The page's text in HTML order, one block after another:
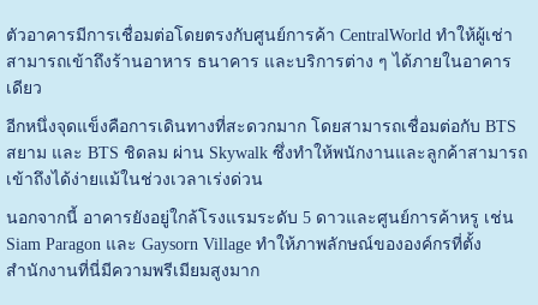
ตัวอาคารมีการเชื่อมต่อโดยตรงกับศูนย์การค้า CentralWorld ทำให้ผู้เช่า
สามารถเข้าถึงร้านอาหาร ธนาคาร และบริการต่าง ๆ ได้ภายในอาคาร
เดียว
อีกหนึ่งจุดแข็งคือการเดินทางที่สะดวกมาก โดยสามารถเชื่อมต่อกับ BTS
สยาม และ BTS ชิดลม ผ่าน Skywalk ซึ่งทำให้พนักงานและลูกค้าสามารถ
เข้าถึงได้ง่ายแม้ในช่วงเวลาเร่งด่วน
นอกจากนี้ อาคารยังอยู่ใกล้โรงแรมระดับ 5 ดาวและศูนย์การค้าหรู เช่น
Siam Paragon และ Gaysorn Village ทำให้ภาพลักษณ์ขององค์กรที่ตั้ง
สำนักงานที่นี่มีความพรีเมียมสูงมาก